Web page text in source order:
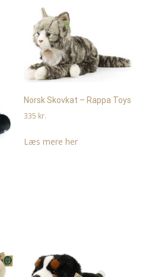
Norsk Skovkat – Rappa Toys
335 kr.
Læs mere her